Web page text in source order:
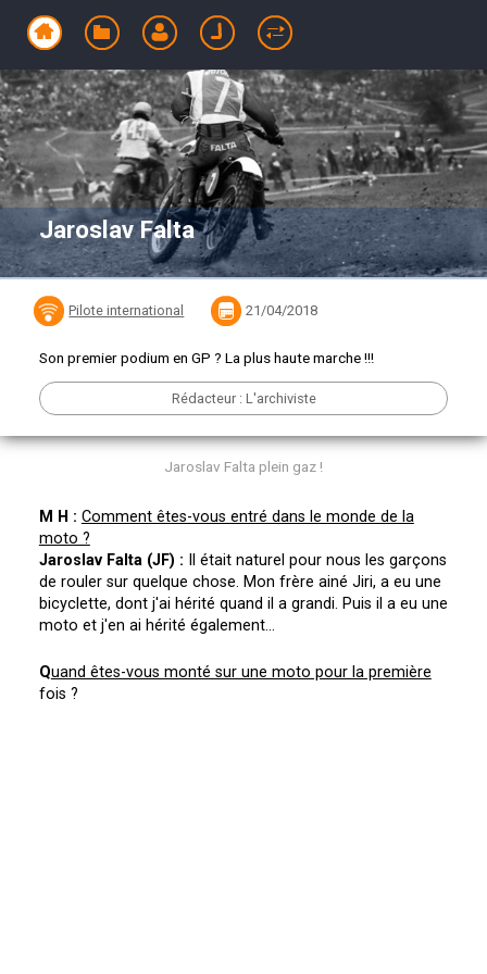
Jaroslav Falta
Pilote international 21/04/2018
Son premier podium en GP ? La plus haute marche !!!
Rédacteur : L'archiviste
Jaroslav Falta plein gaz !
M H : Comment êtes-vous entré dans le monde de la
moto ?
Jaroslav Falta (JF) : Il était naturel pour nous les garçons
de rouler sur quelque chose. Mon frère ainé Jiri, a eu une
bicyclette, dont j'ai hérité quand il a grandi. Puis il a eu une
moto et j'en ai hérité également...
Quand êtes-vous monté sur une moto pour la première
fois ?